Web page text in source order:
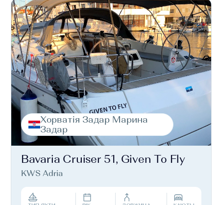
Хорватія Задар Марина
Задар
Bavaria Cruiser 51, Given To Fly
KWS Adria